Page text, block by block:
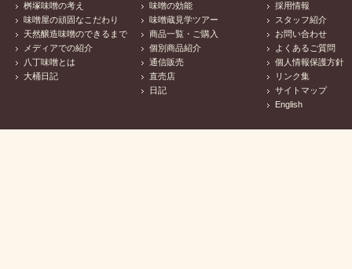
桝塚味噌の考え
味噌屋の頑固なこだわり
天然醸造味噌のできるまで
メディアでの紹介
八丁味噌とは
大桶日記
味噌の効能
味噌蔵見学ツアー
商品一覧・ご購入
個別商品紹介
通信販売
直売店
日記
採用情報
スタッフ紹介
お問い合わせ
よくあるご質問
個人情報保護方針
リンク集
サイトマップ
English